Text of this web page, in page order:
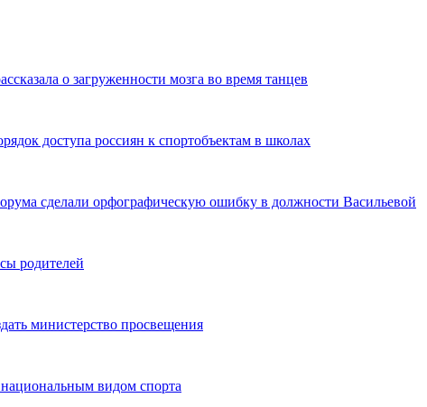
о загруженности мозга во время танцев
доступа россиян к спортобъектам в школах
сделали орфографическую ошибку в должности Васильевой
родителей
министерство просвещения
видом спорта